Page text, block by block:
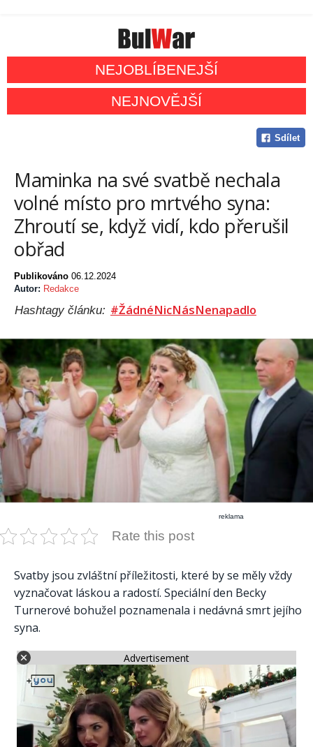
NEJOBLÍBENEJŠÍ
NEJNOVĚJŠÍ
Sdílet
Maminka na své svatbě nechala
volné místo pro mrtvého syna:
Zhroutí se, když vidí, kdo přerušil
obřad
Publikováno 06.12.2024
Autor: Redakce
Hashtagy článku: #ŽádnéNicNásNenapadlo
reklama
Rate this post
Svatby jsou zvláštní příležitosti, které by se měly vždy
vyznačovat láskou a radostí. Speciální den Becky
Turnerové bohužel poznamenala i nedávná smrt jejího
syna.
Advertisement